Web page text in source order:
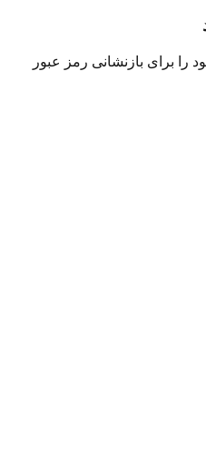
را برای بازنشانی رمز عبور